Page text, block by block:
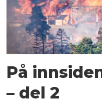
På
– del 2